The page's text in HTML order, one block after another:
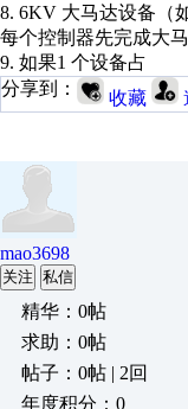
8. 6KV 大马达设备（
每个控制器先完成大
9. 如果1 个设备占
分享到：
收藏
mao3698
关注 私信
精华：0帖
求助：0帖
帖子：0帖 | 2回
年度积分：0